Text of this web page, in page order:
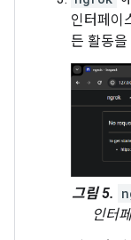
인터페이
든 활동
그림 5.
인터